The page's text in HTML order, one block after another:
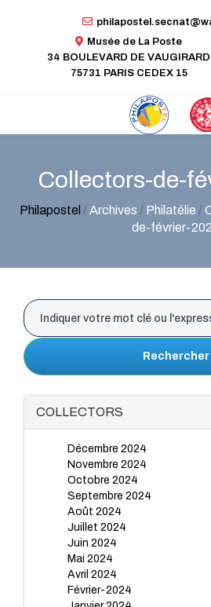
Musée de La Poste
34 BOULEVARD DE VAUGIRARD
75731 PARIS CEDEX 15
Collectors-de-
Philapostel /Archives / Philatélie /
de-février-
Rechercher
COLLECTORS
Décembre 2024
Novembre 2024
Octobre 2024
Septembre 2024
Août 2024
Juillet 2024
Juin 2024
Mai 2024
Avril 2024
Février-2024